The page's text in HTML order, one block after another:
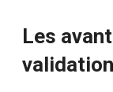
Les